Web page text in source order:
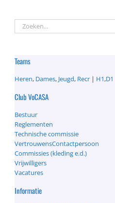
Zoeken
naar:
Teams
Heren, Dames, Jeugd, Recr | H1,D1
Club VoCASA
Bestuur
Reglementen
Technische commissie
VertrouwensContactpersoon
Commissies (kleding e.d.)
Vrijwilligers
Vacatures
Informatie